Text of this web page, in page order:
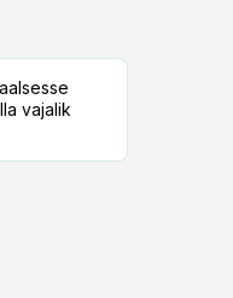
vajalik